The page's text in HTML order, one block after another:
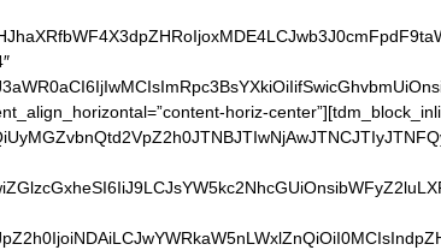
horiz-